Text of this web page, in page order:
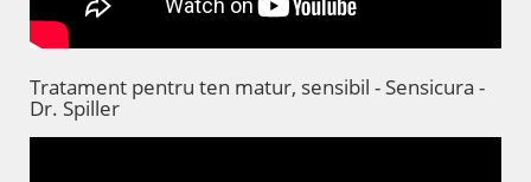
Tratament pentru ten matur, sensibil - Sensicura -
Dr. Spiller